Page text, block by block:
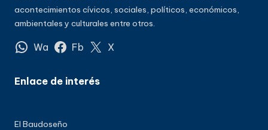
acontecimientos cívicos, sociales, políticos, económicos,
ambientales y culturales entre otros.
Wa Fb X
Enlace de interés
El Baudoseño